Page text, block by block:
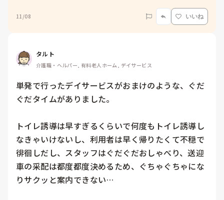
11/08 いいね
タルト
介護職・ヘルパー, 有料老人ホーム, デイサービス
単発で行ったデイサービスがおまけのような、ぐだ
ぐだタイムがありました。
トイレ誘導は早すぎるくらいで何度もトイレ誘導し
なきゃいけないし、利用者は早く帰りたくて不穏で
徘徊しだし、スタッフはぐだぐだおしゃべり、送迎
車の采配は都度都度決めるため、ぐちゃぐちゃにな
りサクッと案内できない…